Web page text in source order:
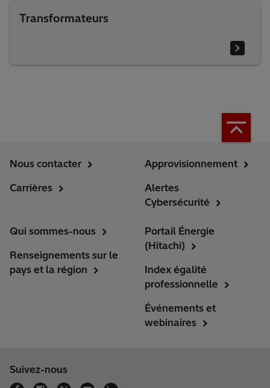
Transformateurs
Nous contacter
Carrières
Approvisionnement
Alertes
Cybersécurité
Qui sommes-nous
Renseignements sur le
pays et la région
Portail Énergie
(Hitachi)
Index égalité
professionnelle
Événements et
webinaires
Suivez-nous